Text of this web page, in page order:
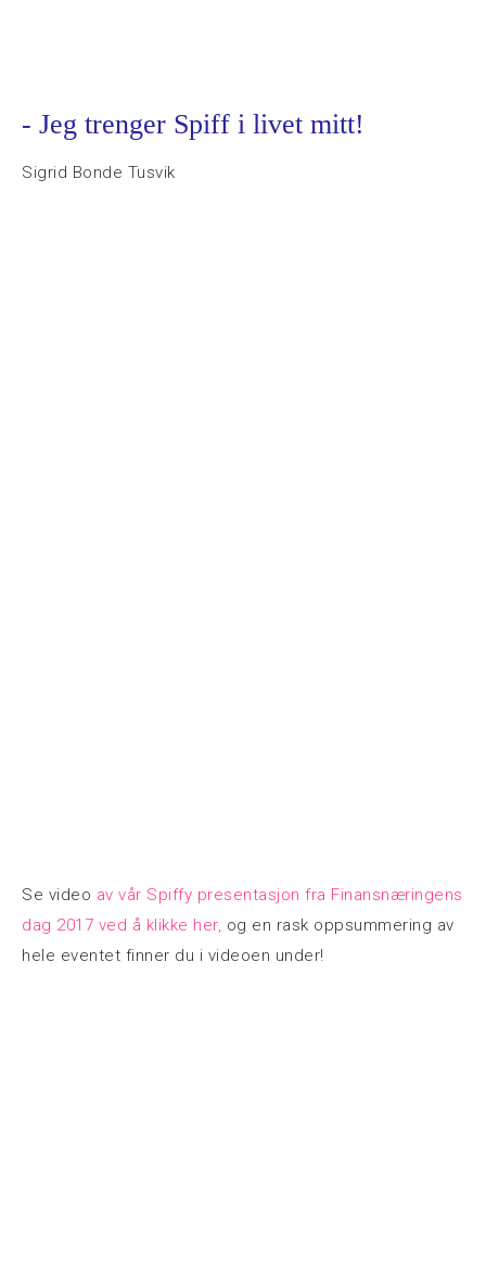
- Jeg trenger Spiff i livet mitt!
Sigrid Bonde Tusvik
Se video av vår Spiffy presentasjon fra Finansnæringens
dag 2017 ved å klikke her, og en rask oppsummering av
hele eventet finner du i videoen under!